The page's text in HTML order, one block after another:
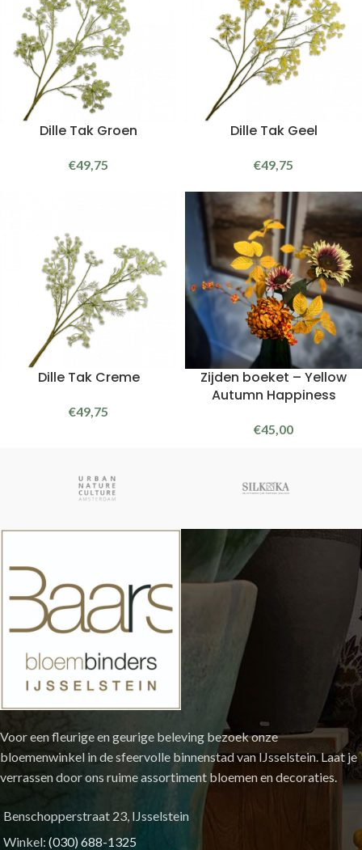
Dille Tak Groen
€49,75
Dille Tak Geel
€49,75
Dille Tak Creme
€49,75
Zijden boeket – Yellow
Autumn Happiness
€45,00
Voor een fleurige en geurige beleving bezoek onze
bloemenwinkel in de sfeervolle binnenstad van IJsselstein. Laat je
verrassen door ons ruime assortiment bloemen en decoraties.
Benschopperstraat 23, IJsselstein
Winkel: (030) 688-1325